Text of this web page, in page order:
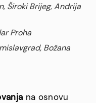
Široki Brijeg, Andrija
Proha
Božana
na osnovu